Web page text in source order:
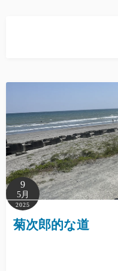
9
5月
2025
菊次郎的な道